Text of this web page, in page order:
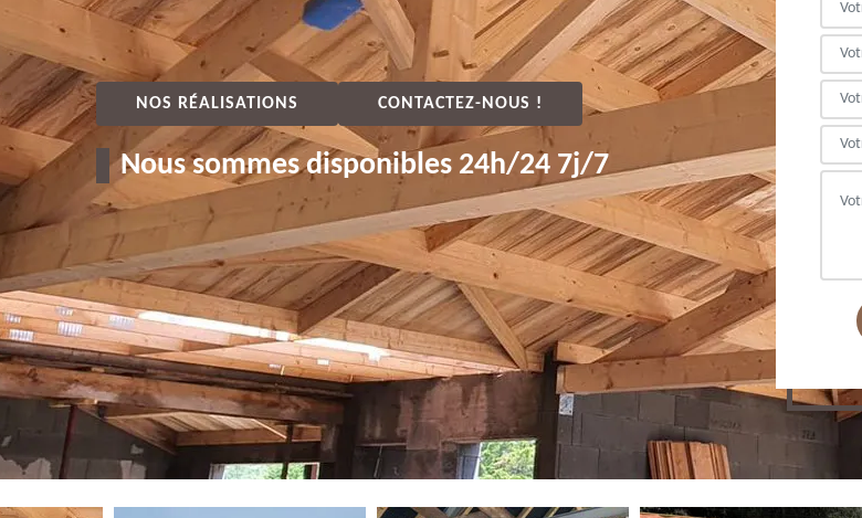
NOS RÉALISATIONS CONTACTEZ-NOUS !
Nous sommes disponibles 24h/24 7j/7